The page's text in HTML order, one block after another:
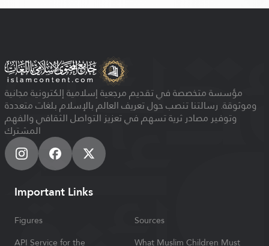
مؤسسة متخصصة في تقديم مرجعية إسلامية إلكترونية مجانية
وموثوقة. رسالتنا تنصب حول تعريف العالم بالإسلام بلغات متعددة
وتوفير مصادر ثرية تسهم في تعزيز التواصل الثقافي والفهم
المشترك
Important Links
Figures
Sources
API Service for the
What Muslim Children Must